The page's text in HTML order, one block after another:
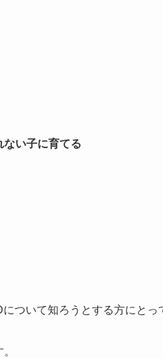
ない子に育てる
ついて知ろうとする方にとっ